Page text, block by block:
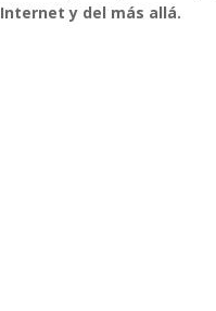
Internet y del más allá.